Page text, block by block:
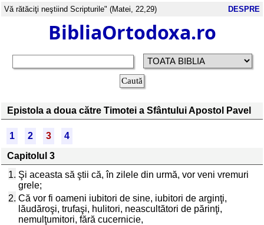
Vă rătăciţi neştiind Scripturile" (Matei, 22,29) DESPRE
BibliaOrtodoxa.ro
Epistola a doua către Timotei a Sfântului Apostol Pavel
1 2 3
4
Capitolul 3
1. Şi aceasta să ştii că, în zilele din urmă, vor veni vremuri
grele;
2. Că vor fi oameni iubitori de sine, iubitori de arginţi,
lăudăroşi, trufaşi, hulitori, neascultători de părinţi,
nemulţumitori, fără cucernicie,